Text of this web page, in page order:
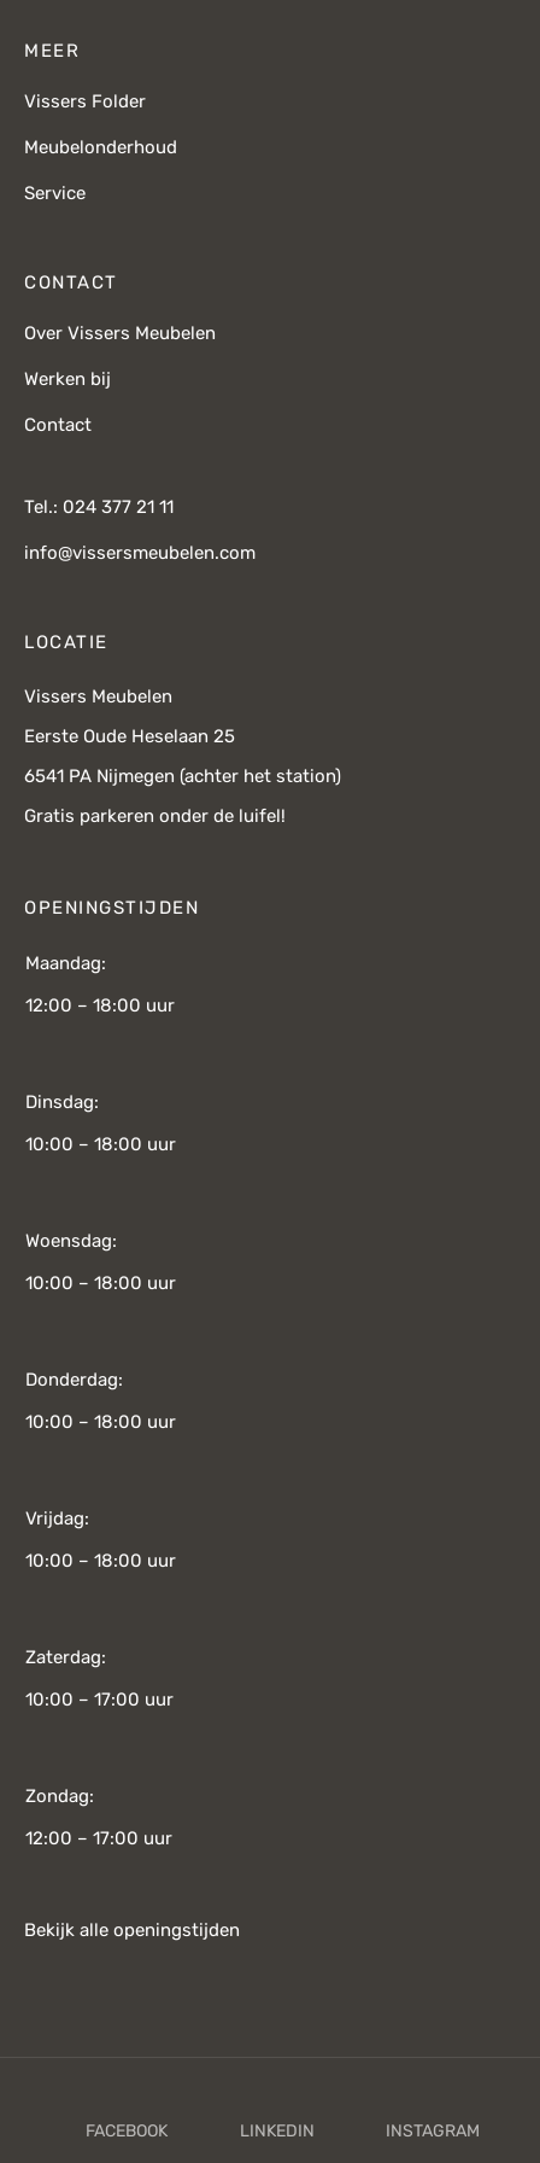
MEER
Vissers Folder
Meubelonderhoud
Service
CONTACT
Over Vissers Meubelen
Werken bij
Contact
Tel.: 024 377 21 11
info@vissersmeubelen.com
LOCATIE
Vissers Meubelen
Eerste Oude Heselaan 25
6541 PA Nijmegen (achter het station)
Gratis parkeren onder de luifel!
OPENINGSTIJDEN
Maandag:
12:00 – 18:00 uur
Dinsdag:
10:00 – 18:00 uur
Woensdag:
10:00 – 18:00 uur
Donderdag:
10:00 – 18:00 uur
Vrijdag:
10:00 – 18:00 uur
Zaterdag:
10:00 – 17:00 uur
Zondag:
12:00 – 17:00 uur
Bekijk alle openingstijden